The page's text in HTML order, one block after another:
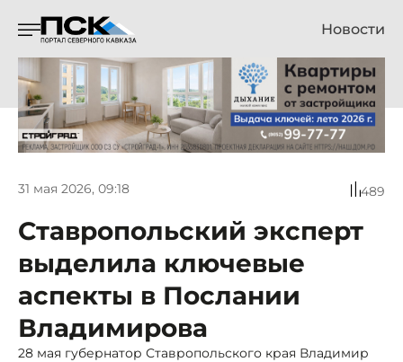
Новости
31 мая 2026, 09:18 489
Ставропольский эксперт
выделила ключевые
аспекты в Послании
Владимирова
28 мая губернатор Ставропольского края Владимир